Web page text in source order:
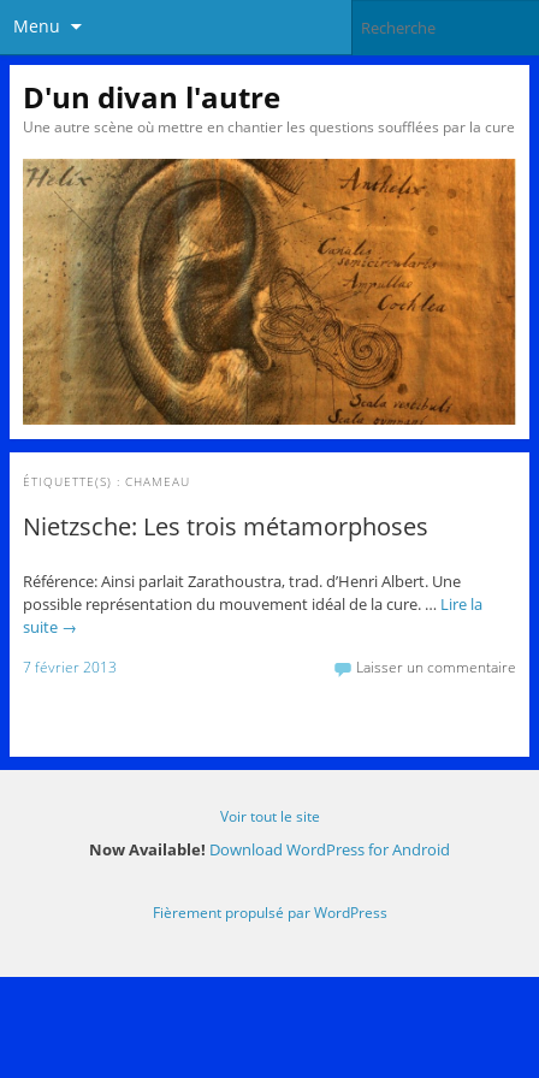
Menu
D'un divan l'autre
Une autre scène où mettre en chantier les questions soufflées par la cure
ÉTIQUETTE(S) : CHAMEAU
Nietzsche: Les trois métamorphoses
Référence: Ainsi parlait Zarathoustra, trad. d’Henri Albert. Une
possible représentation du mouvement idéal de la cure. … Lire la
suite →
7 février 2013 Laisser un commentaire
Voir tout le site
Now Available! Download WordPress for Android
Fièrement propulsé par WordPress